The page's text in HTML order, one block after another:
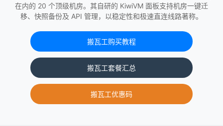
在内的 20 个顶级机房。其自研的 KiwiVM 面板支持机房一键迁
移、快照备份及 API 管理，以稳定性和极速直连线路著称。
搬瓦工购买教程
搬瓦工套餐汇总
搬瓦工优惠码